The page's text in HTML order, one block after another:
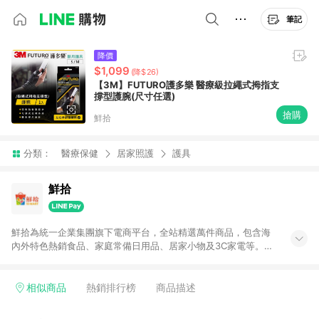
筆記
降價
$1,099 (降$26)
【3M】FUTURO護多樂 醫療級拉繩式拇指支
撐型護腕(尺寸任選)
鮮拾 搶購
分類： 醫療保健 居家照護 護具
鮮拾
鮮拾為統一企業集團旗下電商平台，全站精選萬件商品，包含海
內外特色熱銷食品、家庭常備日用品、居家小物及3C家電等。全
有好康。LINE好友招募中搜尋@10mart。 ＊特定 iPhone17 將不
相似商品 熱銷排行榜 商品描述